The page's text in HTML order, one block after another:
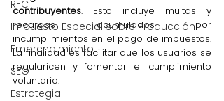
RFC
Impuesto Especial sobre Producción
Emprendimiento
SEO
Estrategia
contribuyentes. Esto incluye multas y
recargos acumulados por
incumplimientos en el pago de impuestos.
La finalidad es facilitar que los usuarios se
regularicen y fomentar el cumplimiento
voluntario.